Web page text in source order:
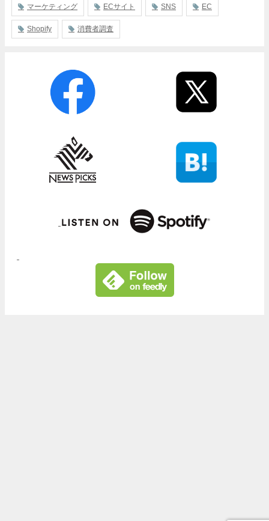
マーケティング ECサイト SNS EC
Shopify 消費者調査